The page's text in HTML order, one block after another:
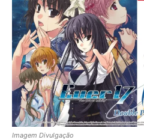
Imagem Divulgação